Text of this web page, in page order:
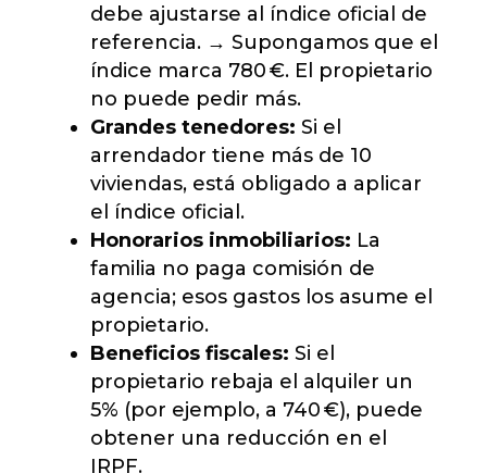
debe ajustarse al índice oficial de
referencia. → Supongamos que el
índice marca 780 €. El propietario
no puede pedir más.
Grandes tenedores: Si el
arrendador tiene más de 10
viviendas, está obligado a aplicar
el índice oficial.
Honorarios inmobiliarios: La
familia no paga comisión de
agencia; esos gastos los asume el
propietario.
Beneficios fiscales: Si el
propietario rebaja el alquiler un
5% (por ejemplo, a 740 €), puede
obtener una reducción en el
IRPF.